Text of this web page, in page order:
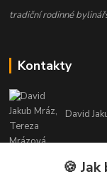
tradiční rodinné
Kontakty
David
info@bylinky-
🍪